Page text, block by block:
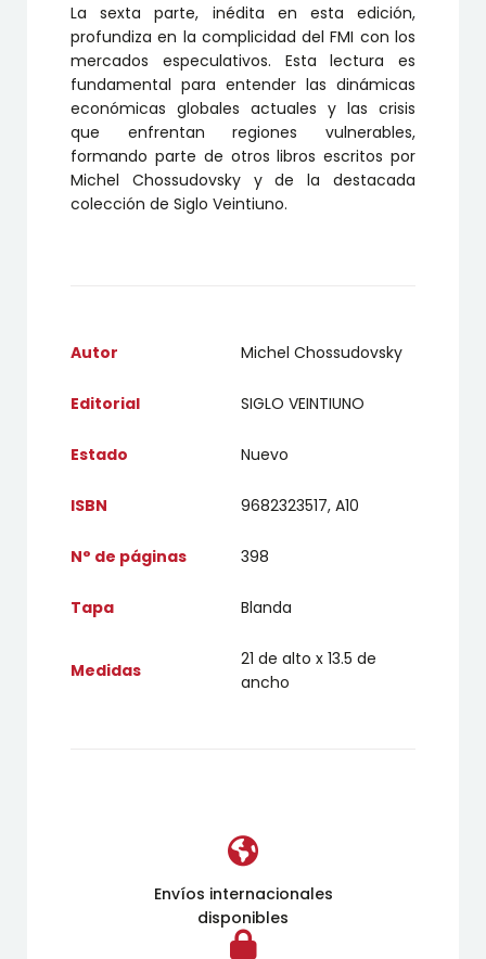
La sexta parte, inédita en esta edición,
profundiza en la complicidad del FMI con los
mercados especulativos. Esta lectura es
fundamental para entender las dinámicas
económicas globales actuales y las crisis
que enfrentan regiones vulnerables,
formando parte de otros libros escritos por
Michel Chossudovsky y de la destacada
colección de Siglo Veintiuno.
Autor Michel Chossudovsky
Editorial SIGLO VEINTIUNO
Estado Nuevo
ISBN 9682323517, A10
N° de páginas 398
Tapa Blanda
Medidas
21 de alto x 13.5 de
ancho
Envíos internacionales
disponibles